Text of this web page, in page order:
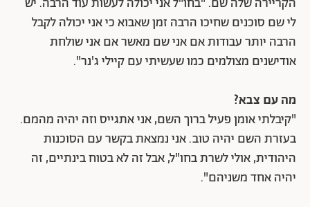
לי שם סוכנים שחיכו הרבה זמן שאבוא כי אני יכולה לקבל
הרבה יותר עבודות אם אני שם מאשר אם אני שולחת
אודישנים מצולמים כמו שעשיתי עם קיילי ג'נר".
מה עם צבא?
"קיבלתי אומן פעיל ברוך השם, אני אתגייס וזה יהיה מהמם.
בעזרת השם יהיה טוב. אני נמצאת בקשר עם הסוכנות
היהודית, אולי לשרת בחו"ל, אבל זה לא בטוח בינתיים, זה
יהיה אחד משניהם".